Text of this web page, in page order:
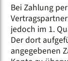
Bei Zahlung
jedoch im 1.
Der dort
angegebenen